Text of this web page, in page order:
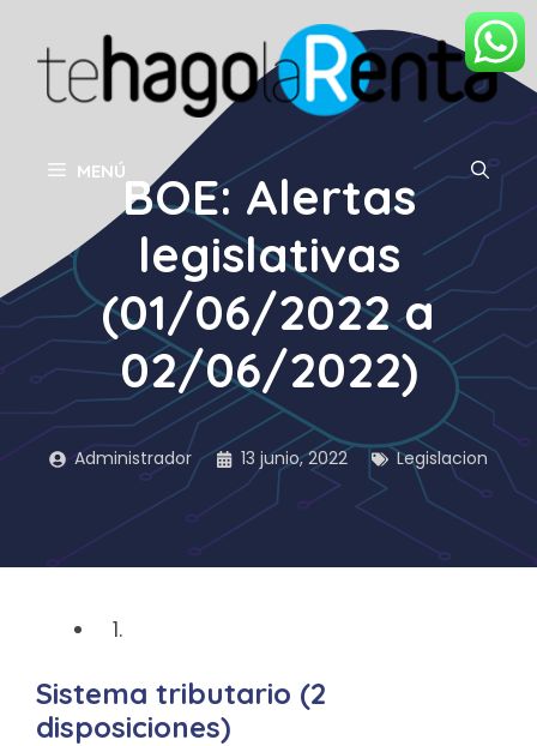
contenido
MENÚBOE: Alertas
legislativas
(01/06/2022 a
02/06/2022)
Administrador 13 junio, 2022 Legislacion
Sistema tributario (2
disposiciones)